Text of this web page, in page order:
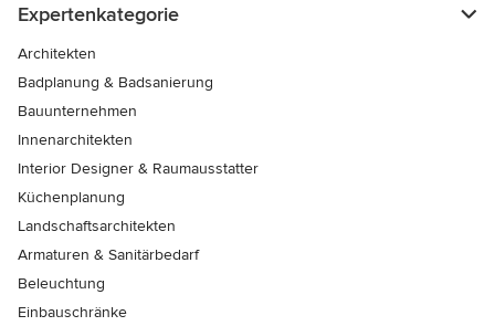
Expertenkategorie
Architekten
Badplanung & Badsanierung
Bauunternehmen
Innenarchitekten
Interior Designer & Raumausstatter
Küchenplanung
Landschaftsarchitekten
Armaturen & Sanitärbedarf
Beleuchtung
Einbauschränke